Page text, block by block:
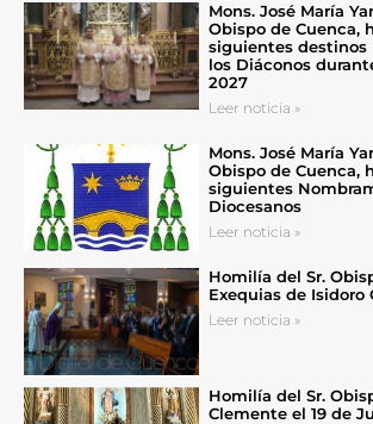
Mons. José María
Obispo de Cuenca,
siguientes destinos
los Diáconos
2027
Leer noticia »
Mons. José María
Obispo de Cuenca,
siguientes
Diocesanos
Leer noticia »
Homilía del Sr.
Exequias de Isidoro
Leer noticia »
Homilía del Sr.
Clemente el 19 de